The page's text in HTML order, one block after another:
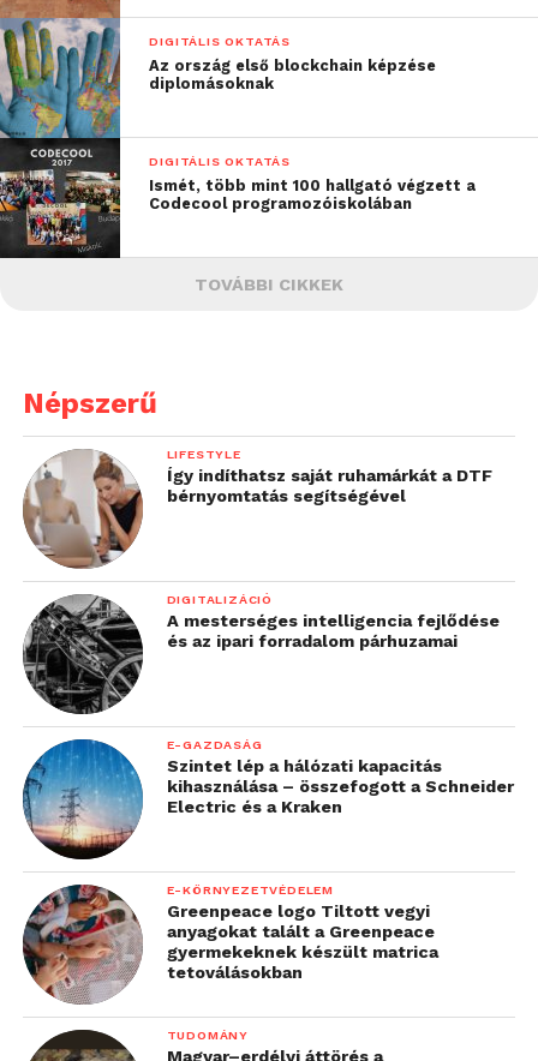
DIGITÁLIS OKTATÁS
Az ország első blockchain képzése
diplomásoknak
DIGITÁLIS OKTATÁS
Ismét, több mint 100 hallgató végzett a
Codecool programozóiskolában
TOVÁBBI CIKKEK
Népszerű
LIFESTYLE
Így indíthatsz saját ruhamárkát a DTF
bérnyomtatás segítségével
DIGITALIZÁCIÓ
A mesterséges intelligencia fejlődése
és az ipari forradalom párhuzamai
E-GAZDASÁG
Szintet lép a hálózati kapacitás
kihasználása – összefogott a Schneider
Electric és a Kraken
E-KÖRNYEZETVÉDELEM
Greenpeace logo Tiltott vegyi
anyagokat talált a Greenpeace
gyermekeknek készült matrica
tetoválásokban
TUDOMÁNY
Magyar–erdélyi áttörés a